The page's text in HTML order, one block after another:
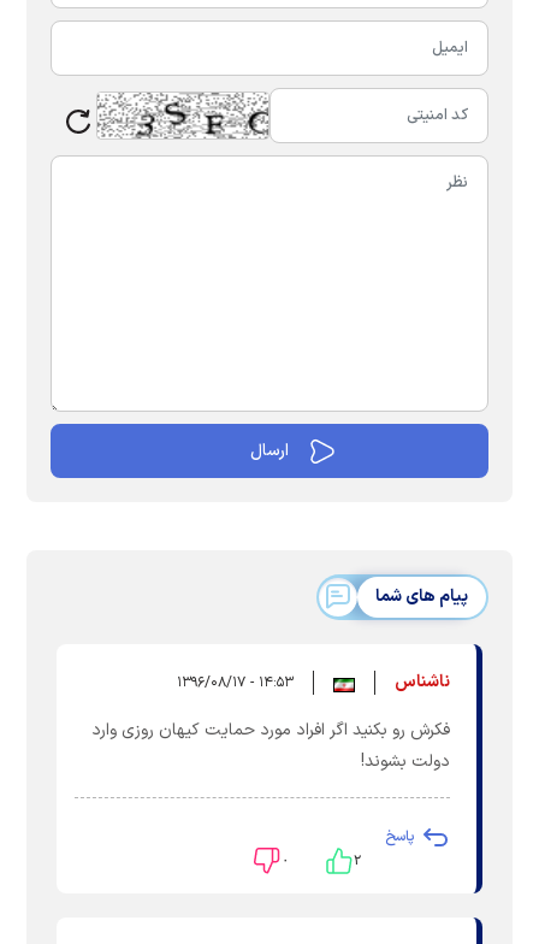
پیام های شما
ناشناس ۱۴:۵۳ - ۱۳۹۶/۰۸/۱۷
فکرش رو بکنید اگر افراد مورد حمایت کیهان روزی وارد
دولت بشوند!
پاسخ
۲ ۰